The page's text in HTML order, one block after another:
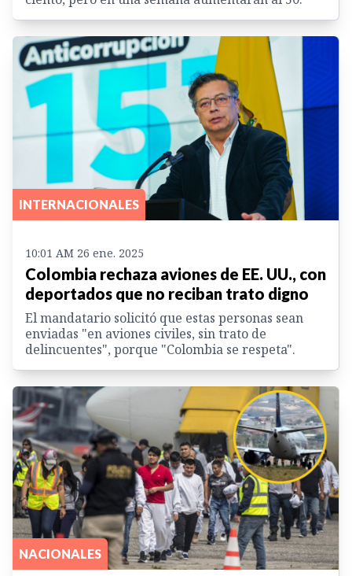
INTERNACIONALES
10:01 AM 26 ene. 2025
Colombia rechaza aviones de EE. UU., con
deportados que no reciban trato digno
El mandatario solicitó que estas personas sean
enviadas "en aviones civiles, sin trato de
delincuentes", porque "Colombia se respeta".
NACIONALES